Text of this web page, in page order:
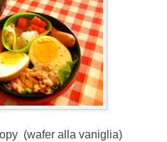
(wafer alla vaniglia)